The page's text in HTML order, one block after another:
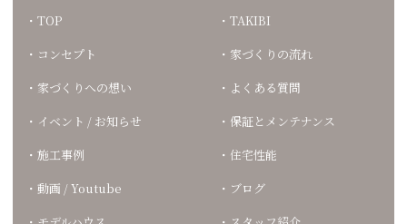
TOP
コンセプト
家づくりへの想い
イベント / お知らせ
施工事例
動画 / Youtube
TAKIBI
家づくりの流れ
よくある質問
保証とメンテナンス
住宅性能
ブログ